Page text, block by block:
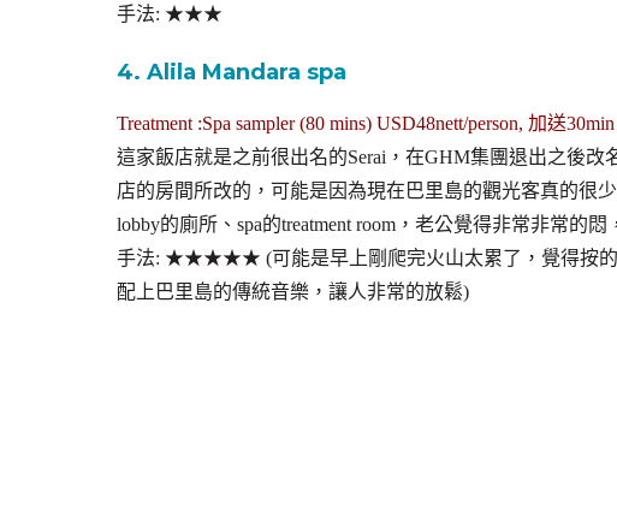
手法: ★★★
4. Alila Mandara spa
Treatment :Spa sampler (80 mins) USD48nett/person, 加送30min
這家飯店就是之前很出名的Serai，在GHM集團退出之後改
店的房間所改的，可能是因為現在巴里島的觀光客真的很
lobby的廁所、spa的treatment room，老公覺得非常非常的悶
手法: ★★★★★ (可能是早上剛爬完火山太累了，覺得按的
配上巴里島的傳統音樂，讓人非常的放鬆)